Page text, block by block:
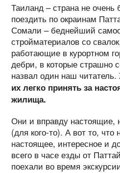
Таиланд – страна не очень
поездить по окраинам
Сомали – беднейший
стройматериалов со
работающие в курортном
дебри, в которые страшно
назвал один наш читатель.
их легко принять за
жилища.
Они и вправду настоящие,
(для кого-то). А вот то,
настоящее, интересное и
всего в часе езды от
поехали во время